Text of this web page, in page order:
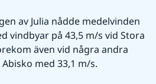
av Julia nådde medelvinden
vindbyar på 43,5 m/s vid Stora
även vid några andra
med 33,1 m/s.